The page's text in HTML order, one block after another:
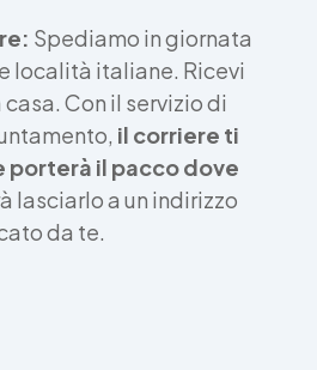
Spediamo in giornata
località italiane. Ricevi
Con il servizio di
il corriere ti
porterà il pacco dove
lasciarlo a un indirizzo
da te.